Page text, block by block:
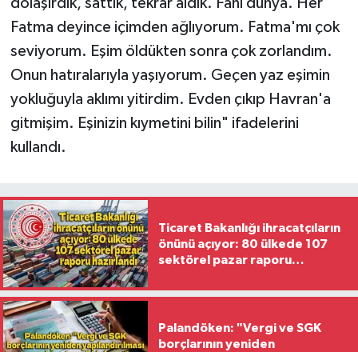
dolaşırdık, sattık, tekrar aldık. Fani dünya. Her
Fatma deyince içimden ağlıyorum. Fatma'mı çok
seviyorum. Eşim öldükten sonra çok zorlandım.
Onun hatıralarıyla yaşıyorum. Geçen yaz eşimin
yokluğuyla aklımı yitirdim. Evden çıkıp Havran'a
gitmişim. Eşinizin kıymetini bilin" ifadelerini
kullandı.
Ticaret Bakanlığı ihracatçıların
önünü açıyor: 80 ülkede 107
sektörel pazar raporu
Palandöken: "Vergi ve SGK
borçlarının yeniden